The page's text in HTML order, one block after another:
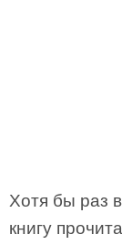
Хотя бы раз
книгу